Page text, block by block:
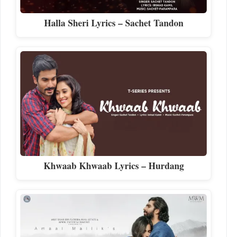
Halla Sheri Lyrics – Sachet Tandon
Khwaab Khwaab Lyrics – Hurdang